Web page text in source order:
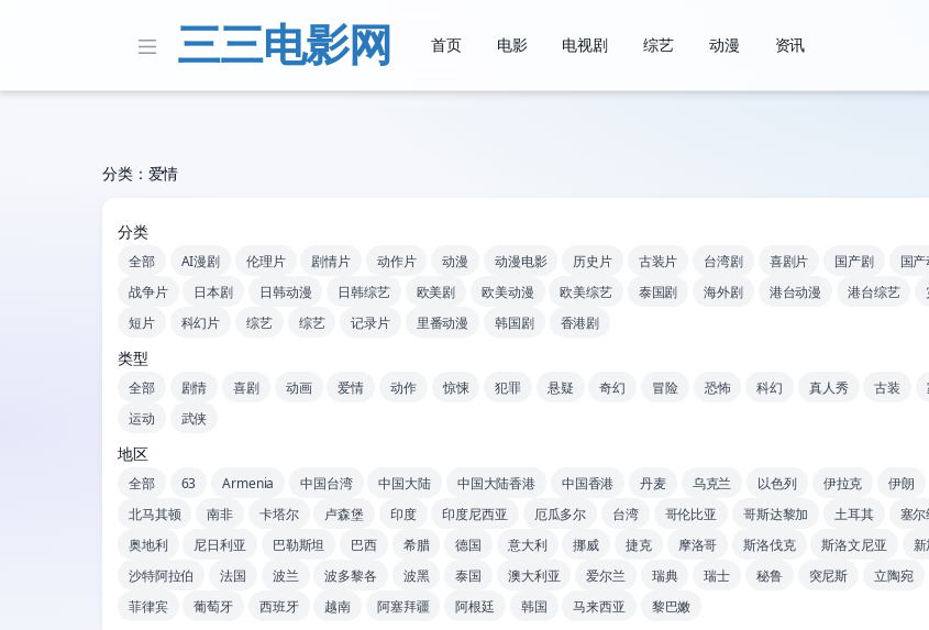
三三电影网 首页 电影 电视剧 综艺 动漫 资讯
分类：爱情
分类
全部 AI漫剧 伦理片 剧情片 动作片 动漫 动漫电影 历史片 古装片 台湾剧 喜剧片 国产剧 国
战争片
日本剧 日韩动漫 日韩综艺 欧美剧 欧美动漫 欧美综艺 泰国剧 海外剧 港台动漫 港台综艺
短片
科幻片 综艺 综艺 记录片 里番动漫 韩国剧 香港剧
类型
全部 剧情 喜剧 动画 爱情 动作 惊悚 犯罪 悬疑 奇幻 冒险 恐怖 科幻 真人秀 古装
运动
武侠
地区
全部 63 Armenia 中国台湾 中国大陆 中国大陆香港 中国香港 丹麦 乌克兰 以色列 伊拉克 伊朗
北马其顿
南非 卡塔尔 卢森堡 印度 印度尼西亚 厄瓜多尔 台湾 哥伦比亚 哥斯达黎加 土耳其 塞尔
奥地利
尼日利亚 巴勒斯坦 巴西 希腊 德国 意大利 挪威 捷克 摩洛哥 斯洛伐克 斯洛文尼亚
沙特阿拉伯
法国 波兰 波多黎各 波黑 泰国 澳大利亚 爱尔兰 瑞典 瑞士 秘鲁 突尼斯 立陶宛
菲律宾
葡萄牙 西班牙 越南 阿塞拜疆 阿根廷 韩国 马来西亚 黎巴嫩